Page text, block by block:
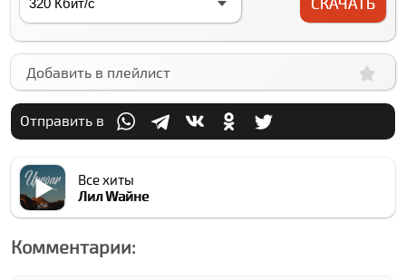
Добавить в плейлист
Отправить в
Все хиты
Лил Wайне
Комментарии: